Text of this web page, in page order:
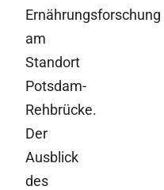
Ernährungsforschung
am
Standort
Potsdam-
Rehbrücke.
Der
Ausblick
des